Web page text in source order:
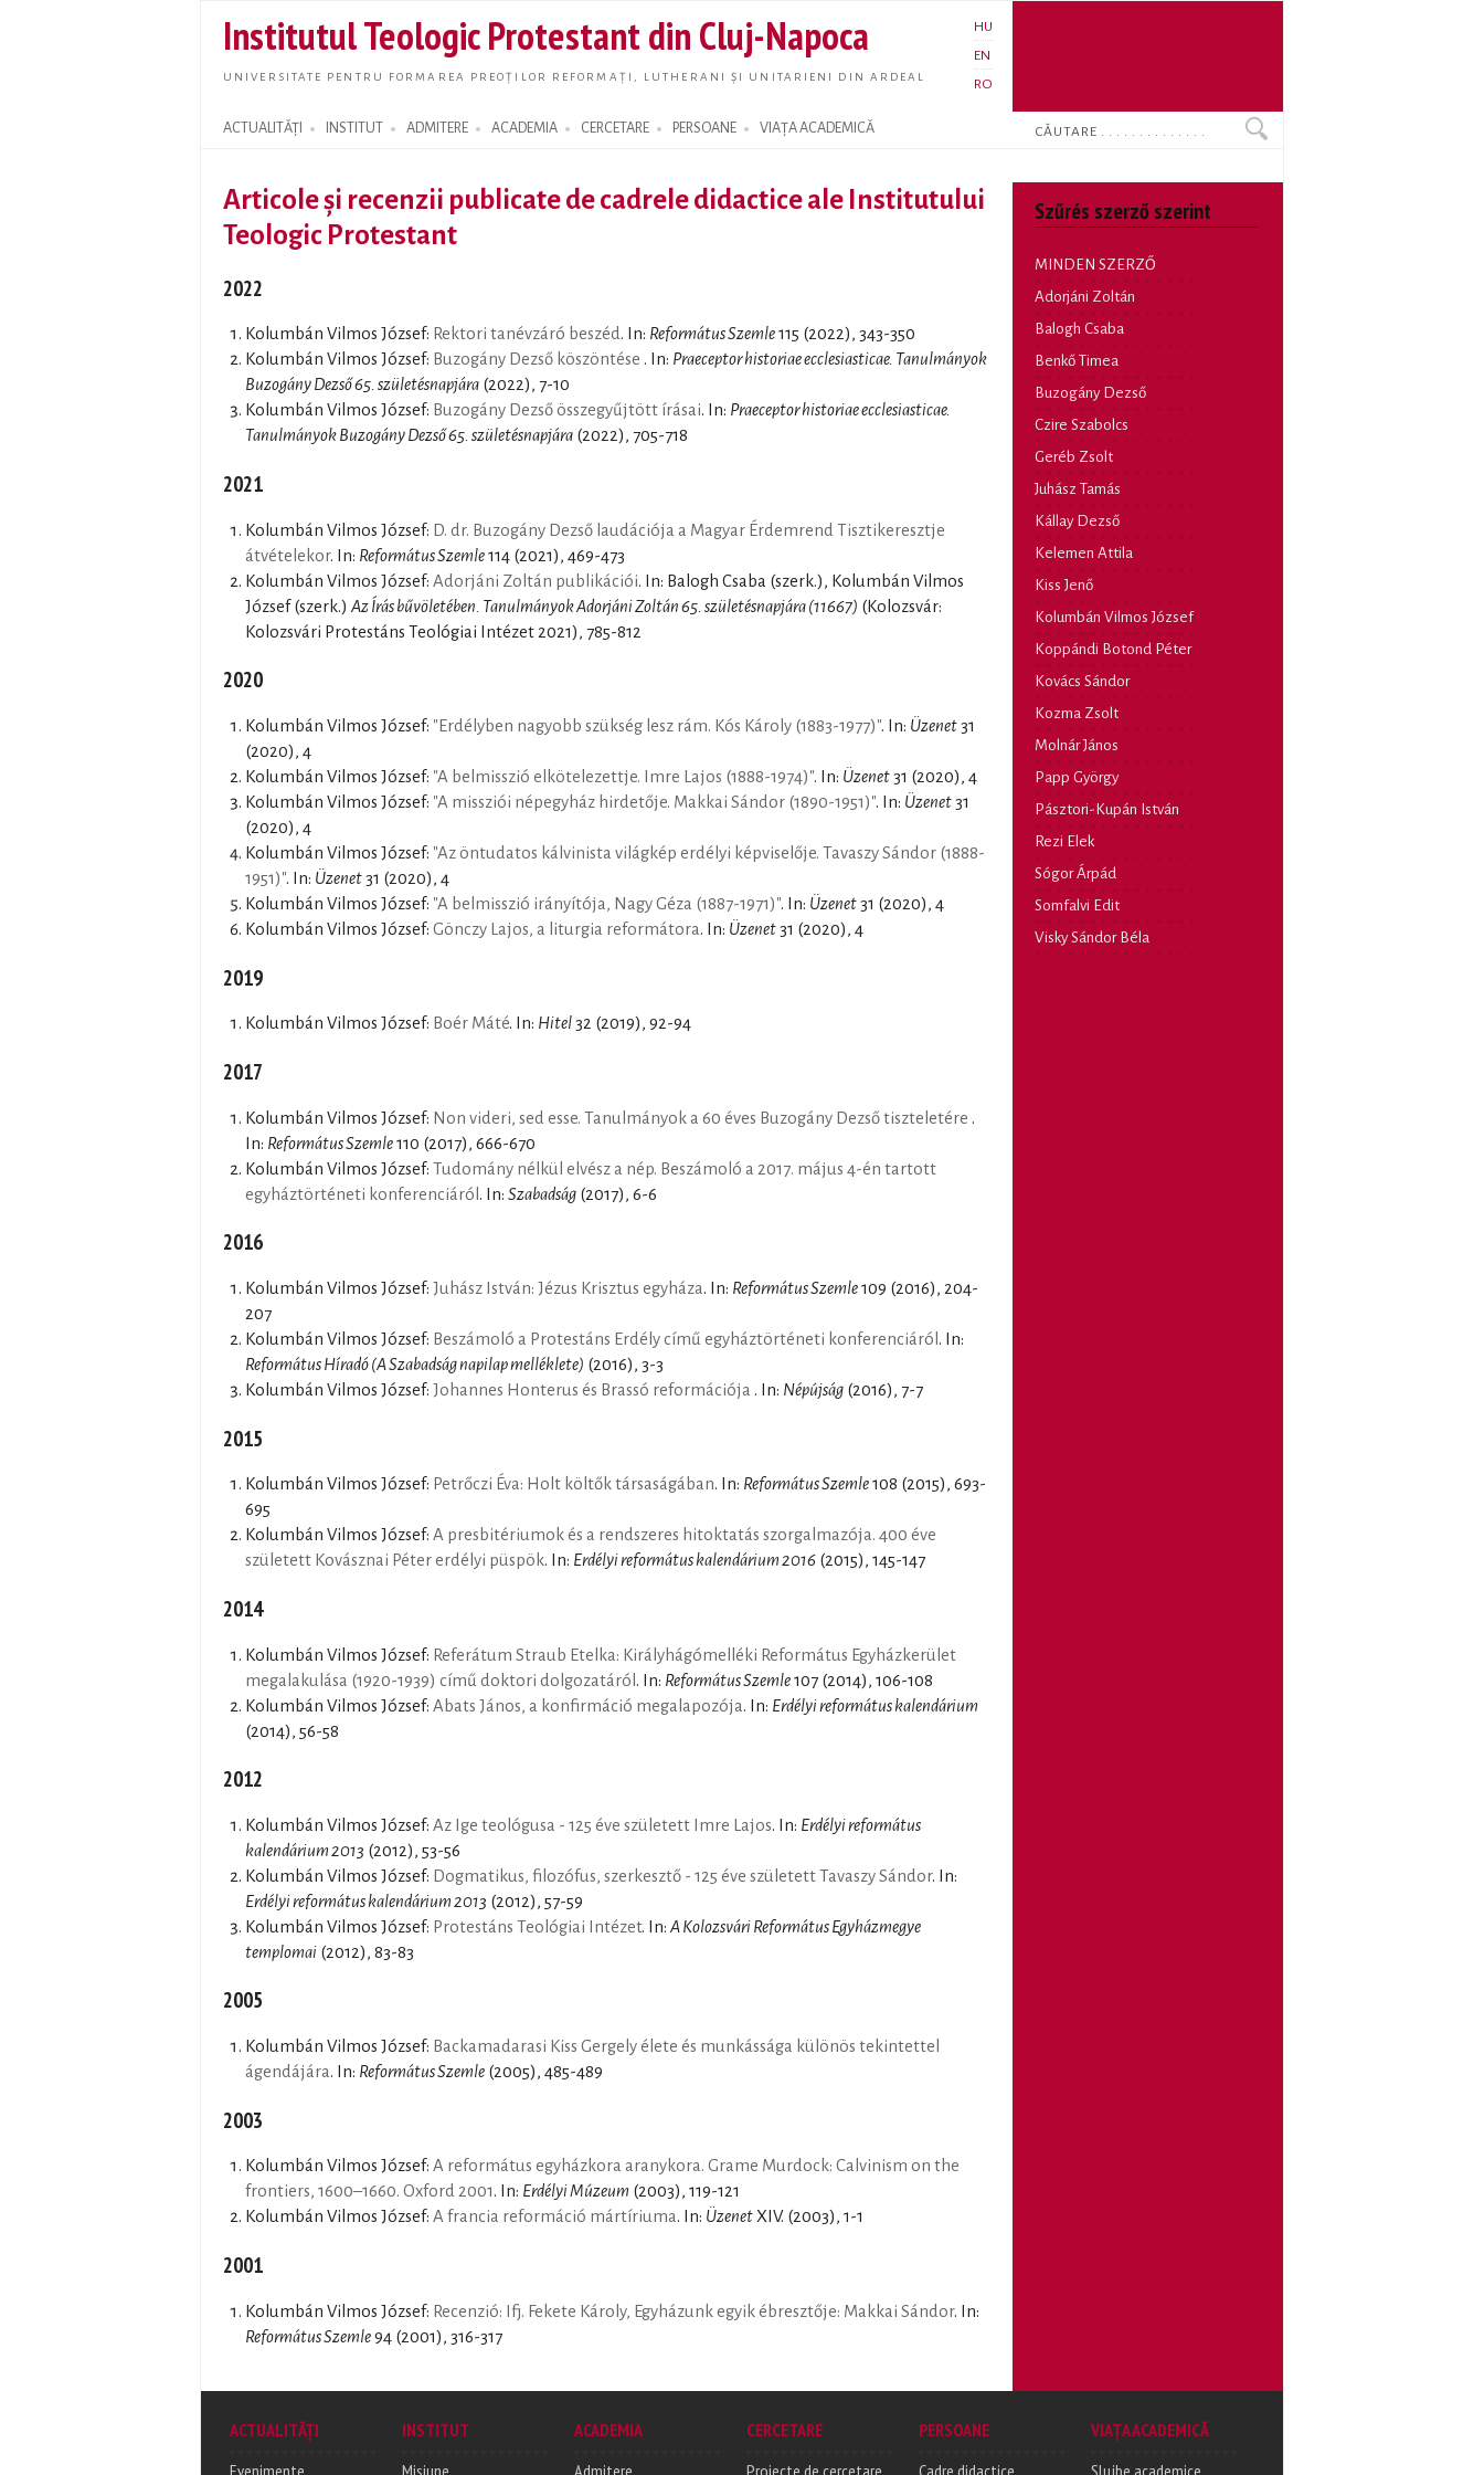
main
content
Institutul Teologic Protestant din Cluj-Napoca
UNIVERSITATE PENTRU FORMAREA PREOȚILOR REFORMAȚI, LUTHERANI ȘI UNITARIENI DIN ARDEAL
HU
EN
RO
ACTUALITĂȚI INSTITUT ADMITERE ACADEMIA CERCETARE PERSOANE VIAȚA ACADEMICĂ
Search form
Search
Articole și recenzii publicate de cadrele didactice ale Institutului
Teologic Protestant
2022
Kolumbán Vilmos József: Rektori tanévzáró beszéd. In: Református Szemle115 (2022), 343-350
Kolumbán Vilmos József: Buzogány Dezső köszöntése . In: Praeceptor historiae ecclesiasticae. Tanulmányok
Buzogány Dezső 65. születésnapjára (2022), 7-10
Kolumbán Vilmos József: Buzogány Dezső összegyűjtött írásai. In: Praeceptor historiae ecclesiasticae.
Tanulmányok Buzogány Dezső 65. születésnapjára (2022), 705-718
2021
Kolumbán Vilmos József: D. dr. Buzogány Dezső laudációja a Magyar Érdemrend Tisztikeresztje
átvételekor. In: Református Szemle114 (2021), 469-473
Kolumbán Vilmos József: Adorjáni Zoltán publikációi. In: Balogh Csaba (szerk.), Kolumbán Vilmos
József (szerk.) Az Írás bűvöletében. Tanulmányok Adorjáni Zoltán 65. születésnapjára (11667) (Kolozsvár:
Kolozsvári Protestáns Teológiai Intézet 2021), 785-812
2020
Kolumbán Vilmos József: "Erdélyben nagyobb szükség lesz rám. Kós Károly (1883-1977)". In: Üzenet31
(2020), 4
Kolumbán Vilmos József: "A belmisszió elkötelezettje. Imre Lajos (1888-1974)". In: Üzenet31 (2020), 4
Kolumbán Vilmos József: "A missziói népegyház hirdetője. Makkai Sándor (1890-1951)". In: Üzenet31
(2020), 4
Kolumbán Vilmos József: "Az öntudatos kálvinista világkép erdélyi képviselője. Tavaszy Sándor (1888-
1951)". In: Üzenet31 (2020), 4
Kolumbán Vilmos József: "A belmisszió irányítója, Nagy Géza (1887-1971)". In: Üzenet31 (2020), 4
Kolumbán Vilmos József: Gönczy Lajos, a liturgia reformátora. In: Üzenet31 (2020), 4
2019
Kolumbán Vilmos József: Boér Máté. In: Hitel32 (2019), 92-94
2017
Kolumbán Vilmos József: Non videri, sed esse. Tanulmányok a 60 éves Buzogány Dezső tiszteletére .
In: Református Szemle110 (2017), 666-670
Kolumbán Vilmos József: Tudomány nélkül elvész a nép. Beszámoló a 2017. május 4-én tartott
egyháztörténeti konferenciáról . In: Szabadság (2017), 6-6
2016
Kolumbán Vilmos József: Juhász István: Jézus Krisztus egyháza. In: Református Szemle109 (2016), 204-
207
Kolumbán Vilmos József: Beszámoló a Protestáns Erdély című egyháztörténeti konferenciáról . In:
Református Híradó (A Szabadság napilap melléklete) (2016), 3-3
Kolumbán Vilmos József: Johannes Honterus és Brassó reformációja . In: Népújság (2016), 7-7
2015
Kolumbán Vilmos József: Petrőczi Éva: Holt költők társaságában. In: Református Szemle108 (2015), 693-
695
Kolumbán Vilmos József: A presbitériumok és a rendszeres hitoktatás szorgalmazója. 400 éve
született Kovásznai Péter erdélyi püspök. In: Erdélyi református kalendárium 2016 (2015), 145-147
2014
Kolumbán Vilmos József: Referátum Straub Etelka: Királyhágómelléki Református Egyházkerület
megalakulása (1920-1939) című doktori dolgozatáról . In: Református Szemle107 (2014), 106-108
Kolumbán Vilmos József: Abats János, a konfirmáció megalapozója. In: Erdélyi református kalendárium
(2014), 56-58
2012
Kolumbán Vilmos József: Az Ige teológusa - 125 éve született Imre Lajos. In: Erdélyi református
kalendárium 2013 (2012), 53-56
Kolumbán Vilmos József: Dogmatikus, filozófus, szerkesztő - 125 éve született Tavaszy Sándor. In:
Erdélyi református kalendárium 2013 (2012), 57-59
Kolumbán Vilmos József: Protestáns Teológiai Intézet. In: A Kolozsvári Református Egyházmegye
templomai (2012), 83-83
2005
Kolumbán Vilmos József: Backamadarasi Kiss Gergely élete és munkássága különös tekintettel
ágendájára. In: Református Szemle (2005), 485-489
2003
Kolumbán Vilmos József: A református egyházkora aranykora. Grame Murdock: Calvinism on the
frontiers, 1600–1660. Oxford 2001. In: Erdélyi Múzeum (2003), 119-121
Kolumbán Vilmos József: A francia reformáció mártíriuma. In: ÜzenetXIV. (2003), 1-1
2001
Kolumbán Vilmos József: Recenzió: Ifj. Fekete Károly, Egyházunk egyik ébresztője: Makkai Sándor. In:
Református Szemle94 (2001), 316-317
Szűrés szerző szerint
MINDEN SZERZŐ
Adorjáni Zoltán
Balogh Csaba
Benkő Timea
Buzogány Dezső
Czire Szabolcs
Geréb Zsolt
Juhász Tamás
Kállay Dezső
Kelemen Attila
Kiss Jenő
Kolumbán Vilmos József
Koppándi Botond Péter
Kovács Sándor
Kozma Zsolt
Molnár János
Papp György
Pásztori-Kupán István
Rezi Elek
Sógor Árpád
Somfalvi Edit
Visky Sándor Béla
ACTUALITĂȚI
Evenimente
INSTITUT
Misiune
ACADEMIA
Admitere
CERCETARE
Proiecte de cercetare
PERSOANE
Cadre didactice
VIAȚA ACADEMICĂ
Slujbe academice